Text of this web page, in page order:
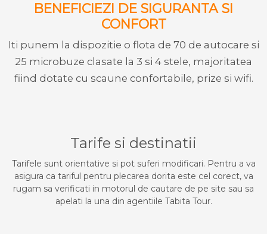
BENEFICIEZI DE SIGURANTA SI
CONFORT
Iti punem la dispozitie o flota de 70 de autocare si
25 microbuze clasate la 3 si 4 stele, majoritatea
fiind dotate cu scaune confortabile, prize si wifi.
Tarife si destinatii
Tarifele sunt orientative si pot suferi modificari. Pentru a va
asigura ca tariful pentru plecarea dorita este cel corect, va
rugam sa verificati in motorul de cautare de pe site sau sa
apelati la una din agentiile Tabita Tour.